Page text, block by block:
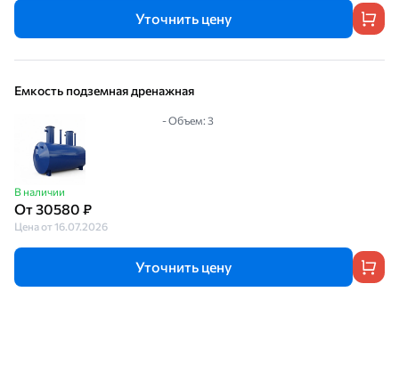
Уточнить цену
Емкость подземная дренажная
В наличии
От 30580 ₽
Цена от 16.07.2026
- Объем: 3
Уточнить цену